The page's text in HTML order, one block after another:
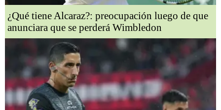
¿Qué tiene Alcaraz?: preocupación luego de que
anunciara que se perderá Wimbledon